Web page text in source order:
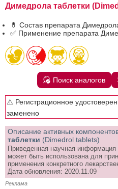
Димедрола таблетки
💊 Состав препарата
✅ Применение препарата
Поиск аналогов
⚠️ Регистрационное
заменено
Описание активных
таблетки (Dimedrol tablets)
Приведенная научная
может быть использована для
применения конкретного
Дата обновления: 2020.11.09
Реклама